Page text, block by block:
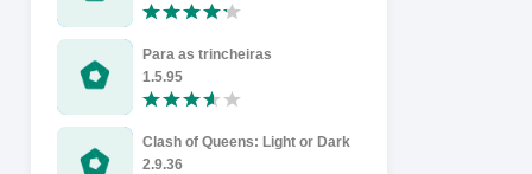
Para as trincheiras
1.5.95
Clash of Queens: Light or Dark
2.9.36